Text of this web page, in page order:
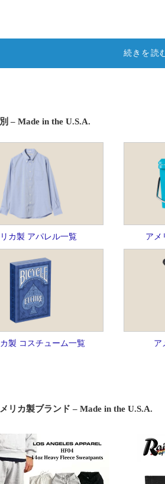
続きを読
– Made in the U.S.A.
カ製 アパレル一覧 アメ
製 コスチューム一覧 ア
リカ製ブランド – Made in the U.S.A.